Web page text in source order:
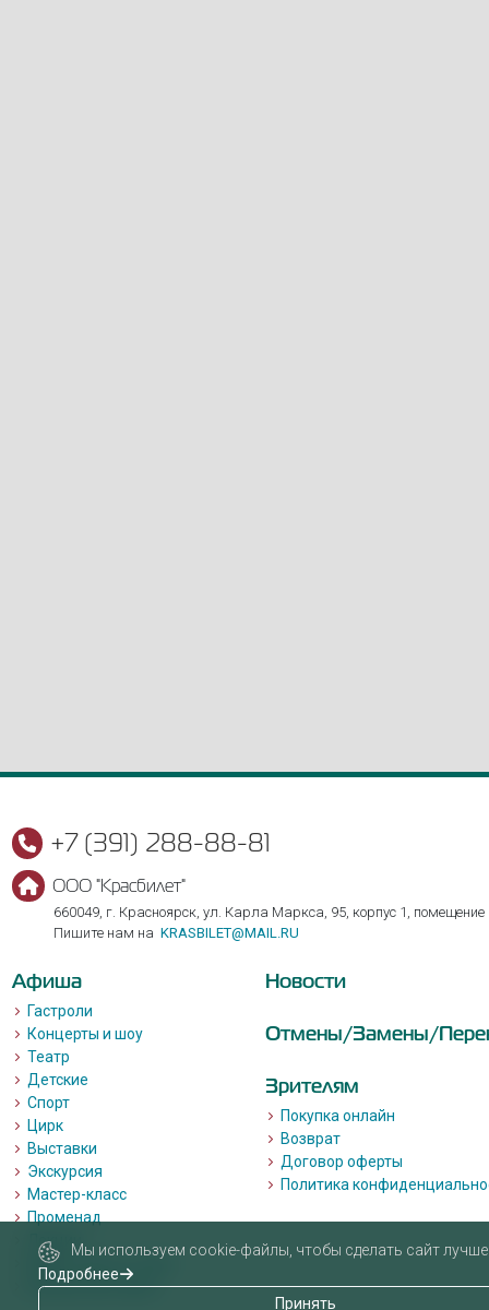
+7 (391) 288-88-81
ООО "Красбилет"
660049, г. Красноярск, ул. Карла Маркса, 95, корпус 1, помещение
Пишите нам на KRASBILET@MAIL.RU
Афиша
Гастроли
Концерты и шоу
Театр
Детские
Спорт
Цирк
Выставки
Экскурсия
Мастер-класс
Променад
Лекции
Квизы, квесты, игры.
Пушкинская карта
Новости
Отмены/Замены/
Зрителям
Покупка онлайн
Возврат
Договор оферты
Политика
Мы используем cookie-файлы, чтобы сделать сайт лучше
Подробнее
Принять